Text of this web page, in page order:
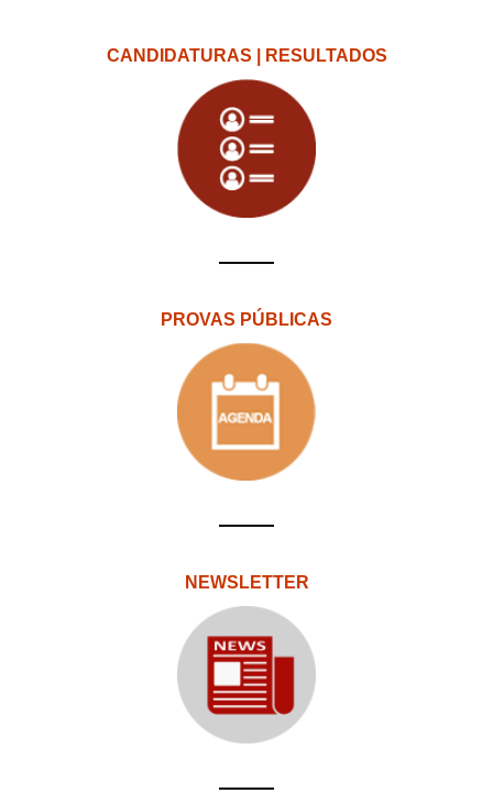
CANDIDATURAS | RESULTADOS
PROVAS PÚBLICAS
NEWSLETTER